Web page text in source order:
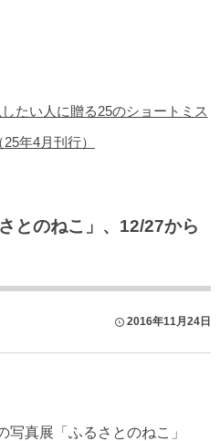
たい人に贈る25のショートミス
年4月刊行）
とのねこ」、12/27から
2016年11月24日
写真展「ふるさとのねこ」